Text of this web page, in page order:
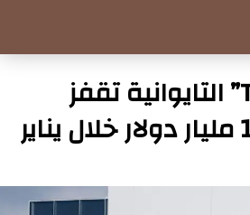
إيرادات “TSMC” التايوانية تقفز